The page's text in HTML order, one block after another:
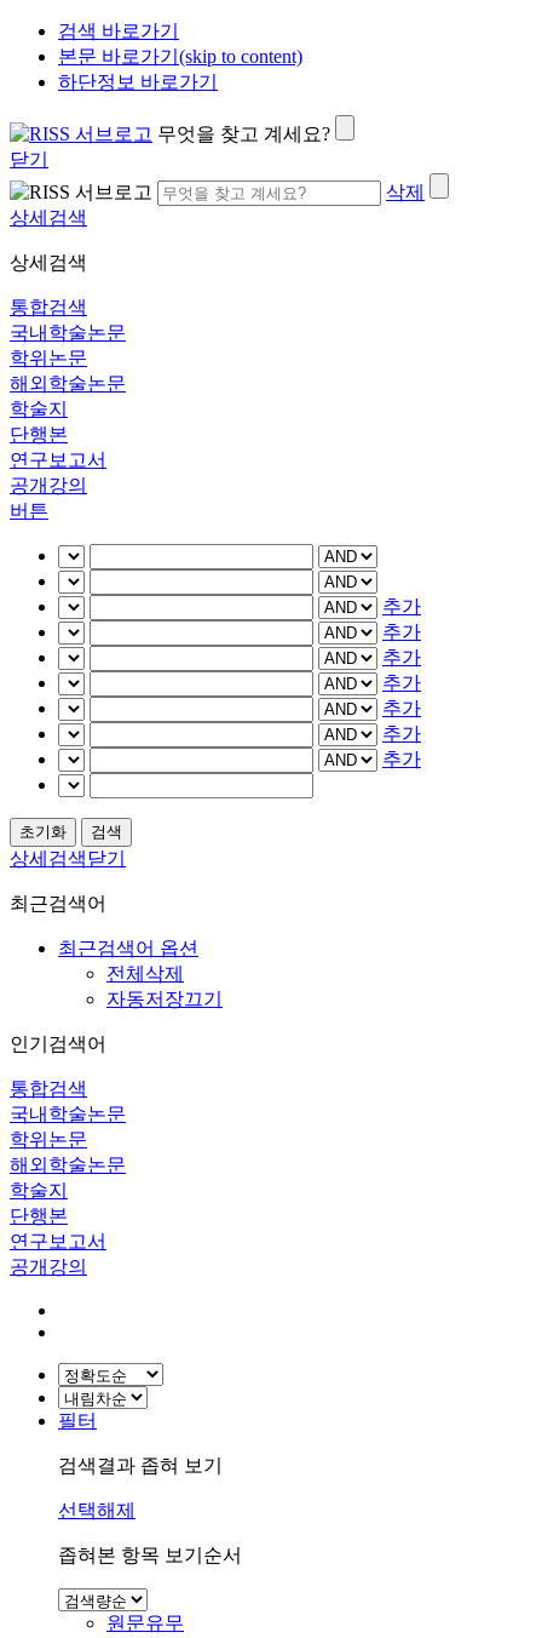
검색 바로가기
본문 바로가기(skip to content)
하단정보 바로가기
무엇을 찾고 계세요?
닫기
삭제
상세검색
상세검색
통합검색
국내학술논문
학위논문
해외학술논문
학술지
단행본
연구보고서
공개강의
버튼
추가
추가
추가
추가
추가
추가
추가
상세검색닫기
최근검색어
최근검색어 옵션
전체삭제
자동저장끄기
인기검색어
통합검색
국내학술논문
학위논문
해외학술논문
학술지
단행본
연구보고서
공개강의
필터
검색결과 좁혀 보기
선택해제
좁혀본 항목 보기순서
원문유무